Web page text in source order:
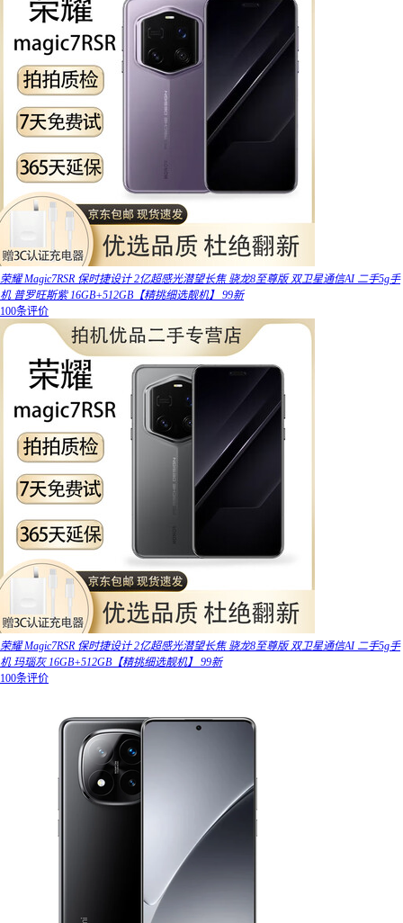
荣耀 Magic7RSR 保时捷设计 2亿超感光潜望长焦 骁龙8至尊版 双卫星通信AI 二手5g手
机 普罗旺斯紫 16GB+512GB【精挑细选靓机】 99新
100条评价
荣耀 Magic7RSR 保时捷设计 2亿超感光潜望长焦 骁龙8至尊版 双卫星通信AI 二手5g手
机 玛瑙灰 16GB+512GB【精挑细选靓机】 99新
100条评价